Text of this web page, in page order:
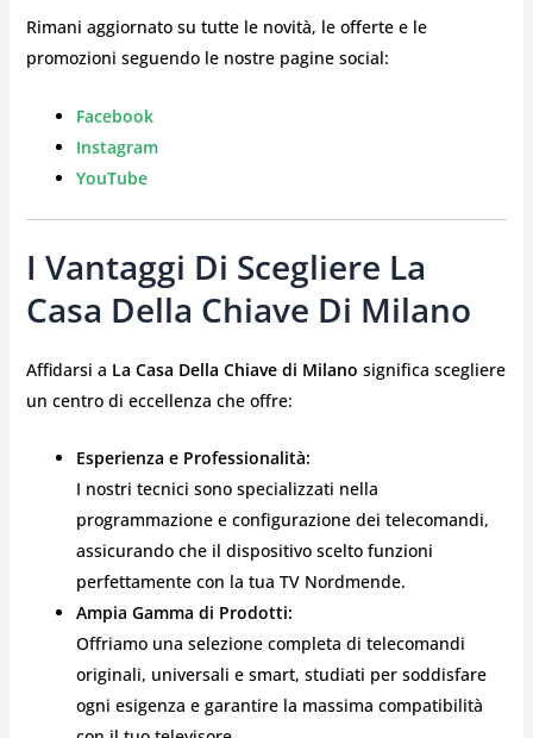
Rimani aggiornato su tutte le novità, le offerte e le
promozioni seguendo le nostre pagine social:
Facebook
Instagram
YouTube
I Vantaggi Di Scegliere La
Casa Della Chiave Di Milano
Affidarsi a La Casa Della Chiave di Milano significa scegliere
un centro di eccellenza che offre:
Esperienza e Professionalità:
I nostri tecnici sono specializzati nella
programmazione e configurazione dei telecomandi,
assicurando che il dispositivo scelto funzioni
perfettamente con la tua TV Nordmende.
Ampia Gamma di Prodotti:
Offriamo una selezione completa di telecomandi
originali, universali e smart, studiati per soddisfare
ogni esigenza e garantire la massima compatibilità